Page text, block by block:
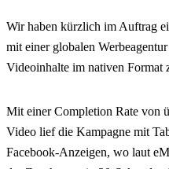
Wir haben kürzlich im Auftrag
mit einer globalen
Videoinhalte im nativen Format
Mit einer Completion Rate von
Video lief die Kampagne mit
Facebook-Anzeigen, wo laut